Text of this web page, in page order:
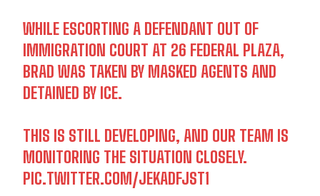
WHILE ESCORTING A DEFENDANT OUT OF
IMMIGRATION COURT AT 26 FEDERAL PLAZA,
BRAD WAS TAKEN BY MASKED AGENTS AND
DETAINED BY ICE.
THIS IS STILL DEVELOPING, AND OUR TEAM IS
MONITORING THE SITUATION CLOSELY.
PIC.TWITTER.COM/JEKADFJST1